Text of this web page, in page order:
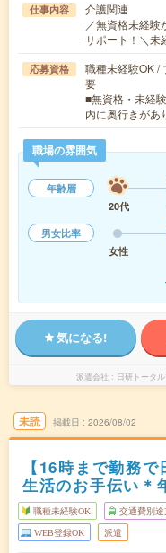
仕事内容
介護関連
／無資格未経
サポート！＼
応募資格
職種未経験OK /
要
■無資格・未経
内に奥行きが
職場の雰囲気
年齢層
20代
男女比率
女性
気になる!
派遣会社 日研トータ
未読 掲載日 2026/08/02
【16時まで勤務
生活のお手伝い＊
職種未経験OK 交通費別途
WEB登録OK 派遣